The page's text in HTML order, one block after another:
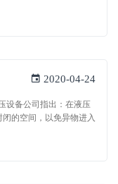
2020-04-24
设备公司指出：在液压
的空间，以免异物进入